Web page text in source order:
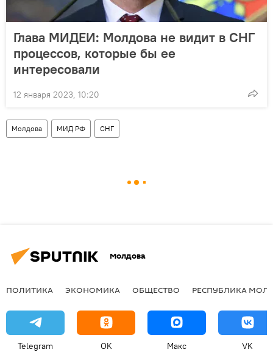
Глава МИДЕИ: Молдова не видит в СНГ
процессов, которые бы ее
интересовали
12 января 2023, 10:20
Молдова МИД РФ СНГ
Молдова
ПОЛИТИКА ЭКОНОМИКА ОБЩЕСТВО РЕСПУБЛИКА
Telegram OK Макс VK